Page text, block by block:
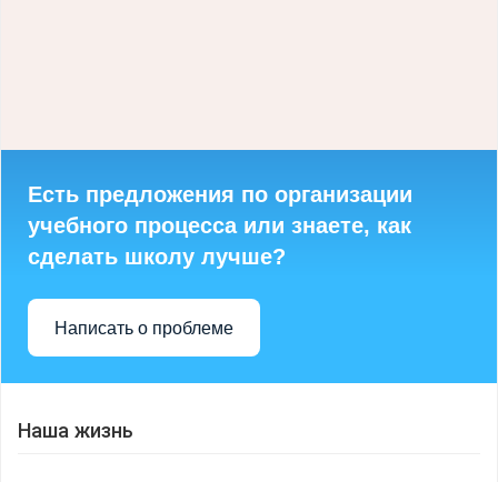
Есть предложения по организации
учебного процесса или знаете, как
сделать школу лучше?
Написать о проблеме
Наша жизнь